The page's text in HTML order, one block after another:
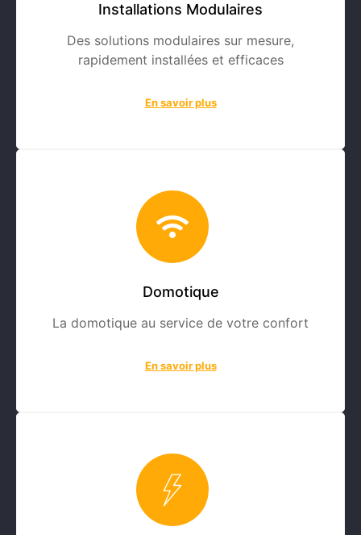
Installations Modulaires
Des solutions modulaires sur mesure,
rapidement installées et efficaces
En savoir plus
Domotique
La domotique au service de votre confort
En savoir plus